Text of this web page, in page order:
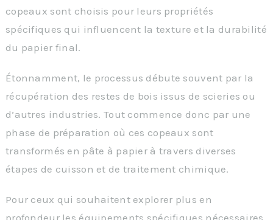
copeaux sont choisis pour leurs propriétés
spécifiques qui influencent la texture et la durabilité
du papier final.
Étonnamment, le processus débute souvent par la
récupération des restes de bois issus de scieries ou
d’autres industries. Tout commence donc par une
phase de préparation où ces copeaux sont
transformés en pâte à papier à travers diverses
étapes de cuisson et de traitement chimique.
Pour ceux qui souhaitent explorer plus en